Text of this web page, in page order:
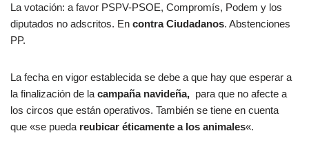
La votación: a favor PSPV-PSOE, Compromís, Podem y los
diputados no adscritos. En contra Ciudadanos. Abstenciones
PP.
La fecha en vigor establecida se debe a que hay que esperar a
la finalización de la campaña navideña, para que no afecte a
los circos que están operativos. También se tiene en cuenta
que «se pueda reubicar éticamente a los animales«.